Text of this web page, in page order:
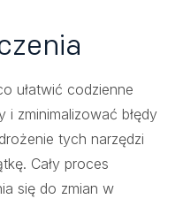
ułatwić codzienne
i zminimalizować błędy
tych narzędzi
Cały proces
się do zmian w